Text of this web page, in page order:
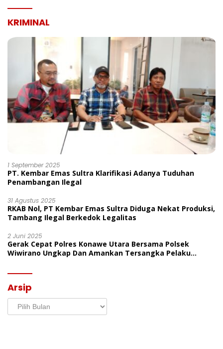
KRIMINAL
1 September 2025
PT. Kembar Emas Sultra Klarifikasi Adanya Tuduhan
Penambangan Ilegal
31 Agustus 2025
RKAB Nol, PT Kembar Emas Sultra Diduga Nekat Produksi,
Tambang Ilegal Berkedok Legalitas
2 Juni 2025
Gerak Cepat Polres Konawe Utara Bersama Polsek
Wiwirano Ungkap Dan Amankan Tersangka Pelaku
Arsip
Arsip